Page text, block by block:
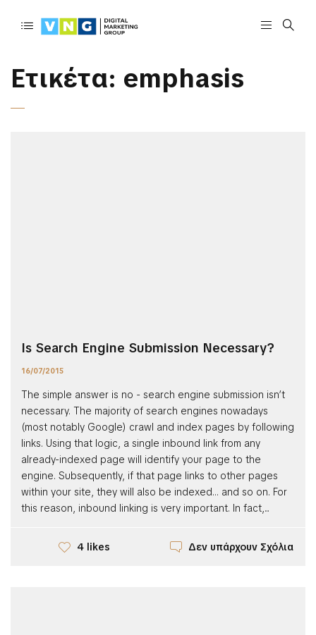
Ετικέτα: emphasis
Is Search Engine Submission Necessary?
16/07/2015
The simple answer is no - search engine submission isn’t
necessary. The majority of search engines nowadays
(most notably Google) crawl and index pages by following
links. Using that logic, a single inbound link from any
already-indexed page will identify your page to the
engine. Subsequently, if that page links to other pages
within your site, they will also be indexed… and so on. For
this reason, inbound linking is very important. In fact,...
4 likes Δεν υπάρχουν Σχόλια